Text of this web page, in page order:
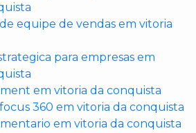
equipe de vendas em vitoria
para empresas em
em vitoria da conquista
360 em vitoria da conquista
em vitoria da conquista